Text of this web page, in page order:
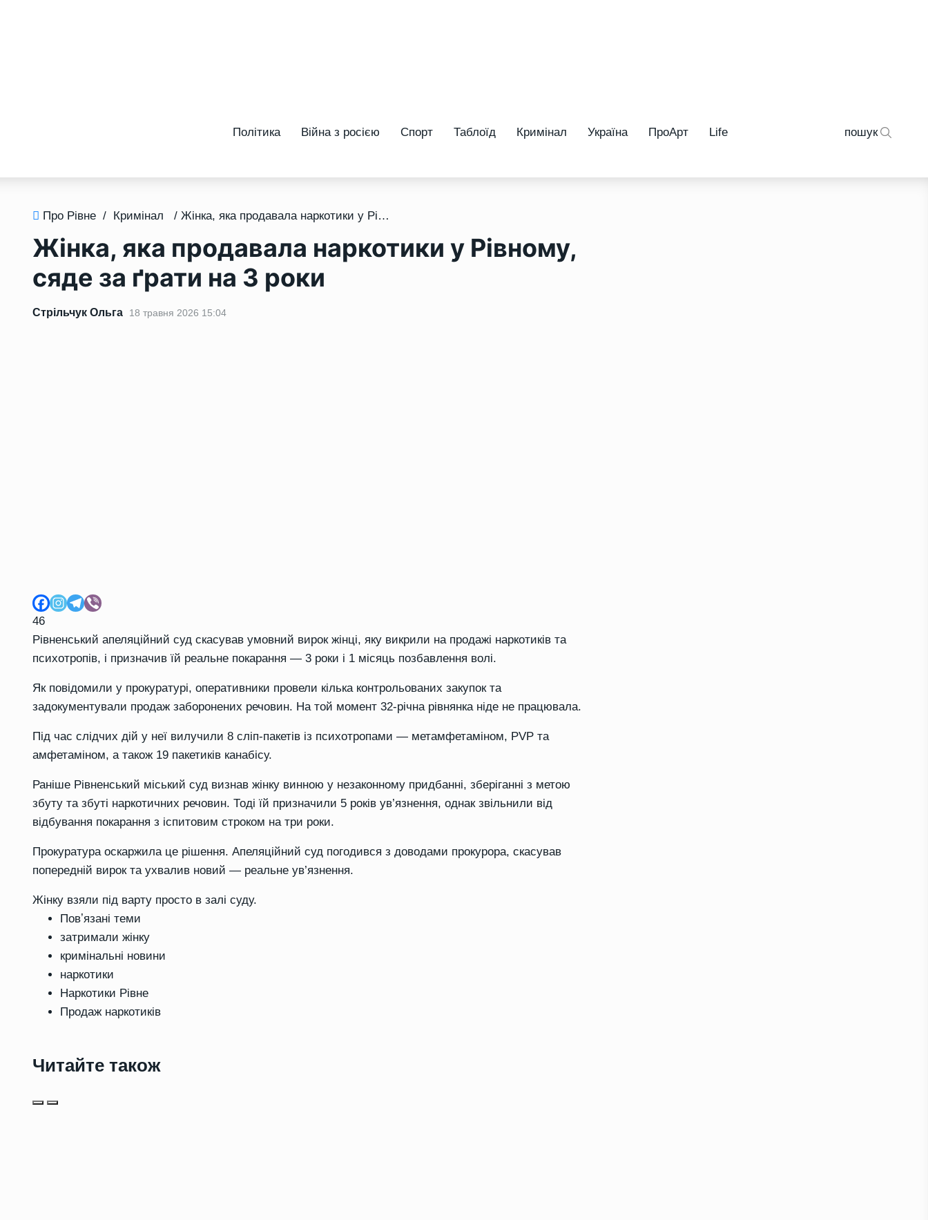
Політика Війна з росією Спорт Таблоїд Кримінал Україна ПроАрт Life пошук
Про Рівне / Кримінал / Жінка, яка продавала наркотики у Рівному, сяде за ґрати на 3 роки
Жінка, яка продавала наркотики у Рівному,
сяде за ґрати на 3 роки
Стрільчук Ольга 18 травня 2026 15:04
46
Рівненський апеляційний суд скасував умовний вирок жінці, яку викрили на продажі наркотиків та
психотропів, і призначив їй реальне покарання — 3 роки і 1 місяць позбавлення волі.
Як повідомили у прокуратурі, оперативники провели кілька контрольованих закупок та
задокументували продаж заборонених речовин. На той момент 32-річна рівнянка ніде не працювала.
Під час слідчих дій у неї вилучили 8 сліп-пакетів із психотропами — метамфетаміном, PVP та
амфетаміном, а також 19 пакетиків канабісу.
Раніше Рівненський міський суд визнав жінку винною у незаконному придбанні, зберіганні з метою
збуту та збуті наркотичних речовин. Тоді їй призначили 5 років ув’язнення, однак звільнили від
відбування покарання з іспитовим строком на три роки.
Прокуратура оскаржила це рішення. Апеляційний суд погодився з доводами прокурора, скасував
попередній вирок та ухвалив новий — реальне ув’язнення.
Жінку взяли під варту просто в залі суду.
Повʼязані теми
затримали жінку
кримінальні новини
наркотики
Наркотики Рівне
Продаж наркотиків
Читайте також